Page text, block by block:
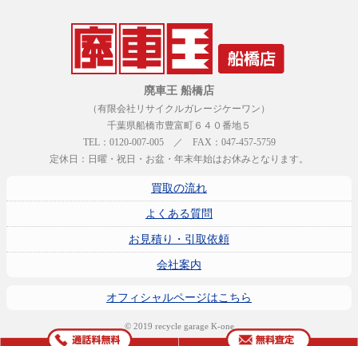
廃車王 船橋店
（有限会社リサイクルガレージケーワン）
千葉県船橋市豊富町６４０番地５
TEL：0120-007-005 ／ FAX：047-457-5759
定休日：日曜・祝日・お盆・年末年始はお休みとなります。
買取の流れ
よくある質問
お見積り・引取依頼
会社案内
オフィシャルページはこちら
© 2019 recycle garage K-one